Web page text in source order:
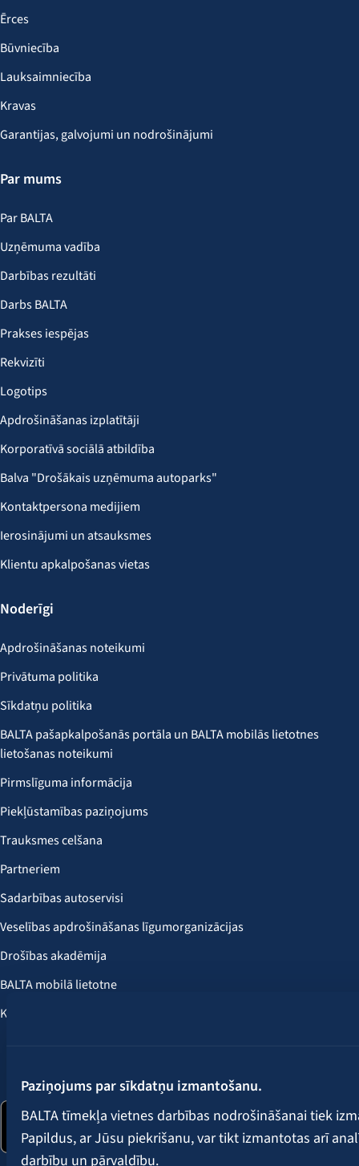
Paziņojums par sīkdatņu izmantošanu.
BALTA tīmekļa vietnes darbības nodrošināšanai tiek
Papildus, ar Jūsu piekrišanu, var tikt izmantotas arī
darbību un pārvaldību.
Ērces
Būvniecība
Lauksaimniecība
Kravas
Garantijas, galvojumi un nodrošinājumi
Par mums
Par BALTA
Uzņēmuma vadība
Darbības rezultāti
Darbs BALTA
Prakses iespējas
Rekvizīti
Logotips
Apdrošināšanas izplatītāji
Korporatīvā sociālā atbildība
Balva "Drošākais uzņēmuma autoparks"
Kontaktpersona medijiem
Ierosinājumi un atsauksmes
Klientu apkalpošanas vietas
Noderīgi
Apdrošināšanas noteikumi
Privātuma politika
Sīkdatņu politika
BALTA pašapkalpošanās portāla un BALTA mobilās lietotnes
lietošanas noteikumi
Pirmslīguma informācija
Piekļūstamības paziņojums
Trauksmes celšana
Partneriem
Sadarbības autoservisi
Veselības apdrošināšanas līgumorganizācijas
Drošības akadēmija
BALTA mobilā lietotne
Klientu labumi